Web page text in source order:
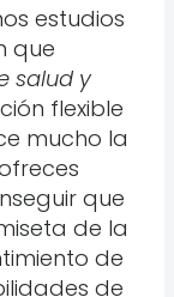
estudios
que
salud y
flexible
mucho la
que
de la
de
de